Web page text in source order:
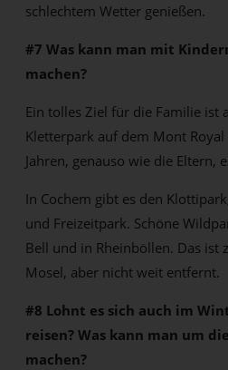
schlechtem Wetter genießen.
#7 Was kann man mit
machen?
Ein tolles Ziel für die Familie ist
Kletterpark auf dem Mont
Jahren, genauso wie die Eltern,
In Cochem gibt es den
und Freizeitpark. Schöne
Bell und in Rheinböllen. Das ist
Mosel, aber nicht weit entfernt.
#8 Lohnt es sich auch im
reisen? Was kann man um
machen?